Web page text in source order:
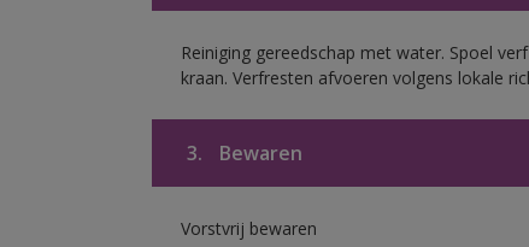
Reiniging gereedschap met water. Spoel
kraan. Verfresten afvoeren volgens lokale
3. Bewaren
Vorstvrij bewaren